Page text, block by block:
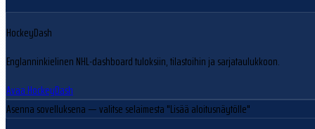
HockeyDash
Englanninkielinen NHL-dashboard tuloksiin, tilastoihin ja sarjataulukkoon.
Avaa HockeyDash
Asenna sovelluksena — valitse selaimesta "Lisää aloitusnäytölle"